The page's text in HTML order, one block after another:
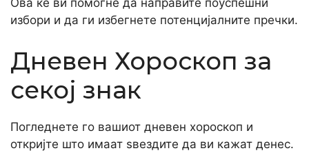
Ова ќе ви помогне да направите поуспешни
избори и да ги избегнете потенцијалните пречки.
Дневен Хороскоп за
секој знак
Погледнете го вашиот дневен хороскоп и
откријте што имаат ѕвездите да ви кажат денес.